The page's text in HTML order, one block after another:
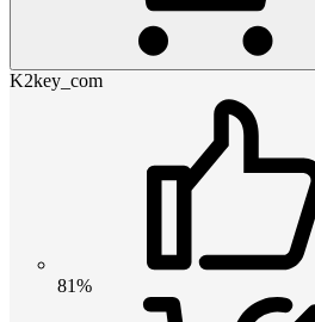
K2key_com
81%